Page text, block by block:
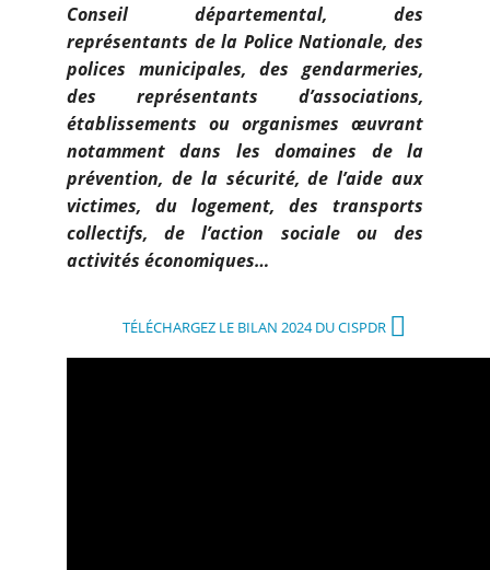
Conseil départemental, des
représentants de la Police Nationale, des
polices municipales, des gendarmeries,
des représentants d’associations,
établissements ou organismes œuvrant
notamment dans les domaines de la
prévention, de la sécurité, de l’aide aux
victimes, du logement, des transports
collectifs, de l’action sociale ou des
activités économiques…
TÉLÉCHARGEZ LE BILAN 2024 DU CISPDR